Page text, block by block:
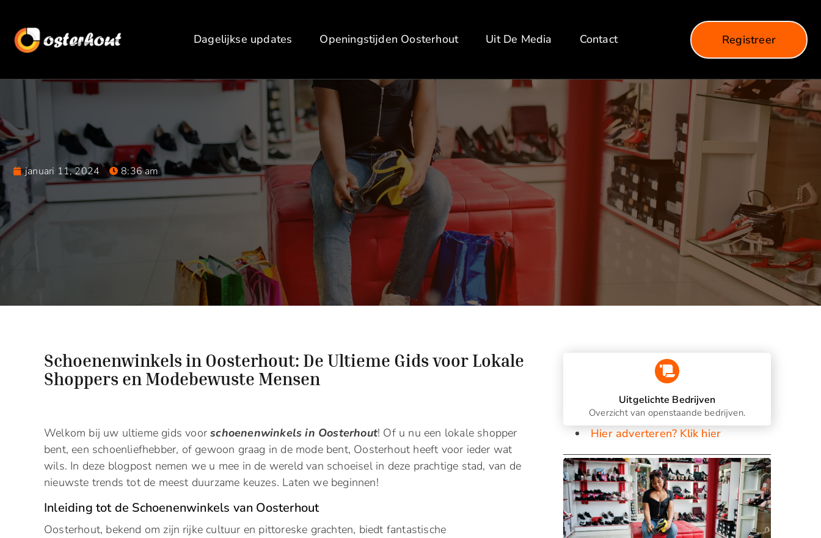
Dagelijkse updates Openingstijden Oosterhout Uit De Media Contact Registreer
januari 11, 2024 8:36 am
Schoenenwinkels in Oosterhout: De Ultieme Gids voor Lokale
Shoppers en Modebewuste Mensen
Welkom bij uw ultieme gids voorschoenenwinkels in Oosterhout! Of u nu een lokale shopper
bent, een schoenliefhebber, of gewoon graag in de mode bent, Oosterhout heeft voor ieder wat
wils. In deze blogpost nemen we u mee in de wereld van schoeisel in deze prachtige stad, van de
nieuwste trends tot de meest duurzame keuzes. Laten we beginnen!
Inleiding tot de Schoenenwinkels van Oosterhout
Oosterhout, bekend om zijn rijke cultuur en pittoreske grachten, biedt fantastische
Uitgelichte Bedrijven
Overzicht van openstaande bedrijven.
Hier adverteren? Klik hier